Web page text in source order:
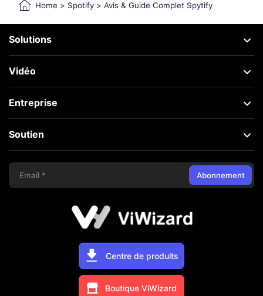
Home > Spotify > Avis & Guide Complet Spytify
Centre de produits
Boutique ViWizard
Solutions
Vidéo
Entreprise
Soutien
Abonnement